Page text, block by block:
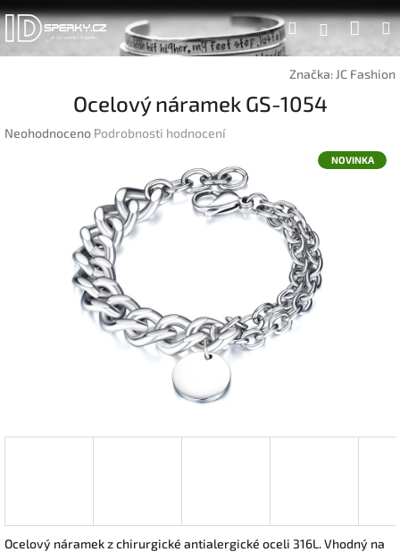
Přejít
na
obsah
Hledat
Značka: JC Fashion
Ocelový náramek GS-1054
Průměrné
Neohodnoceno Podrobnosti hodnocení
NOVINKA
Ocelový náramek z chirurgické antialergické oceli 316L. Vhodný na